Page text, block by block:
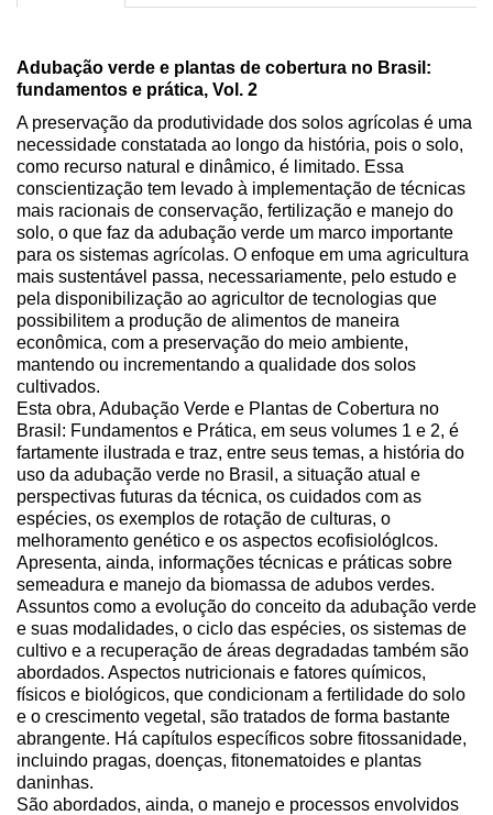
Adubação verde e plantas de cobertura no Brasil:
fundamentos e prática, Vol. 2
A preservação da produtividade dos solos agrícolas é uma
necessidade constatada ao longo da história, pois o solo,
como recurso natural e dinâmico, é limitado. Essa
conscientização tem levado à implementação de técnicas
mais racionais de conservação, fertilização e manejo do
solo, o que faz da adubação verde um marco importante
para os sistemas agrícolas. O enfoque em uma agricultura
mais sustentável passa, necessariamente, pelo estudo e
pela disponibilização ao agricultor de tecnologias que
possibilitem a produção de alimentos de maneira
econômica, com a preservação do meio ambiente,
mantendo ou incrementando a qualidade dos solos
cultivados.
Esta obra, Adubação Verde e Plantas de Cobertura no
Brasil: Fundamentos e Prática, em seus volumes 1 e 2, é
fartamente ilustrada e traz, entre seus temas, a história do
uso da adubação verde no Brasil, a situação atual e
perspectivas futuras da técnica, os cuidados com as
espécies, os exemplos de rotação de culturas, o
melhoramento genético e os aspectos ecofisiológlcos.
Apresenta, ainda, informações técnicas e práticas sobre
semeadura e manejo da biomassa de adubos verdes.
Assuntos como a evolução do conceito da adubação verde
e suas modalidades, o ciclo das espécies, os sistemas de
cultivo e a recuperação de áreas degradadas também são
abordados. Aspectos nutricionais e fatores químicos,
físicos e biológicos, que condicionam a fertilidade do solo
e o crescimento vegetal, são tratados de forma bastante
abrangente. Há capítulos específicos sobre fitossanidade,
incluindo pragas, doenças, fitonematoides e plantas
daninhas.
São abordados, ainda, o manejo e processos envolvidos